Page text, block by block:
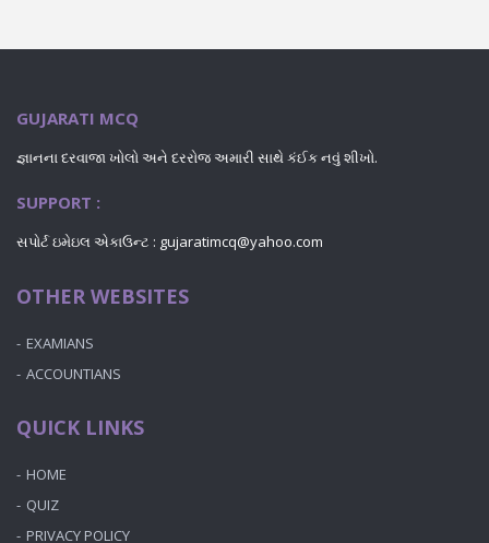
GUJARATI MCQ
જ્ઞાનના દરવાજા ખોલો અને દરરોજ અમારી સાથે કંઈક નવું શીખો.
SUPPORT :
સપોર્ટ ઇમેઇલ એકાઉન્ટ : gujaratimcq@yahoo.com
OTHER WEBSITES
EXAMIANS
ACCOUNTIANS
QUICK LINKS
HOME
QUIZ
PRIVACY POLICY